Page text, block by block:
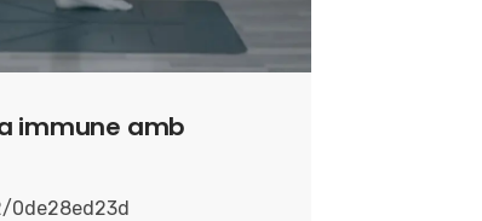
immune amb
0de28ed23d